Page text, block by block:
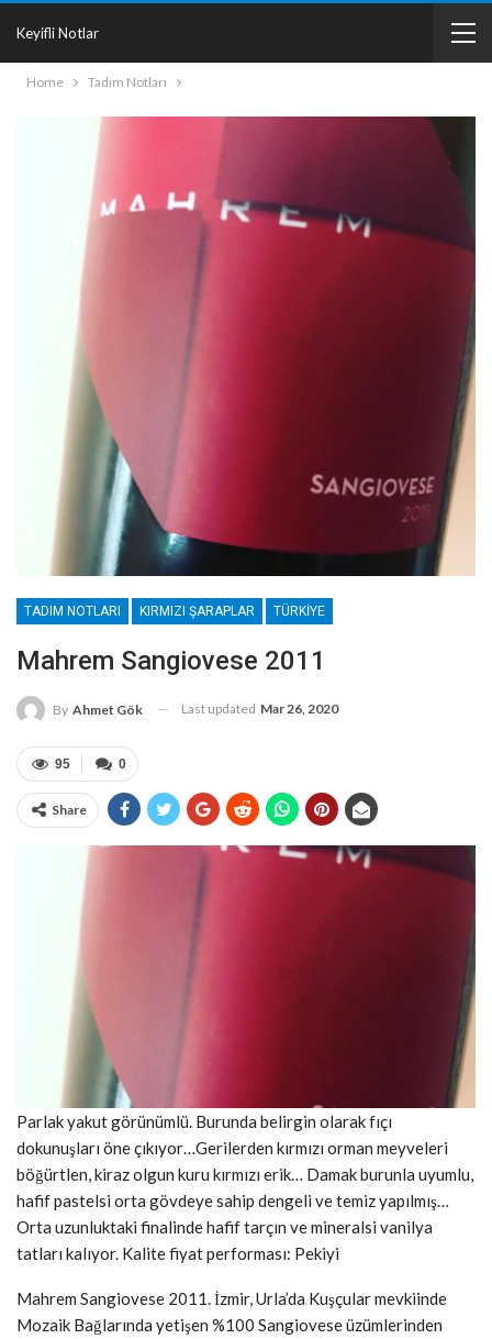
Keyifli Notlar
Home Tadım Notları
TADIM NOTLARI KIRMIZI ŞARAPLAR TÜRKIYE
Mahrem Sangiovese 2011
By Ahmet Gök Last updated Mar 26, 2020
0
95
Share
Parlak yakut görünümlü. Burunda belirgin olarak fıçı
dokunuşları öne çıkıyor…Gerilerden kırmızı orman meyveleri
böğürtlen, kiraz olgun kuru kırmızı erik… Damak burunla uyumlu,
hafif pastelsi orta gövdeye sahip dengeli ve temiz yapılmış…
Orta uzunluktaki finalinde hafif tarçın ve mineralsi vanilya
tatları kalıyor. Kalite fiyat performası: Pekiyi
Mahrem Sangiovese 2011. İzmir, Urla’da Kuşçular mevkiinde
Mozaik Bağlarında yetişen %100 Sangiovese üzümlerinden